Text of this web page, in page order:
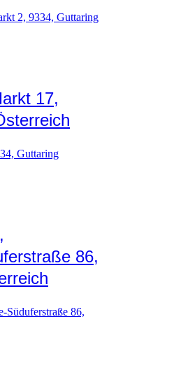
2, 9334, Guttaring
17,
Guttaring
86,
Süduferstraße 86,